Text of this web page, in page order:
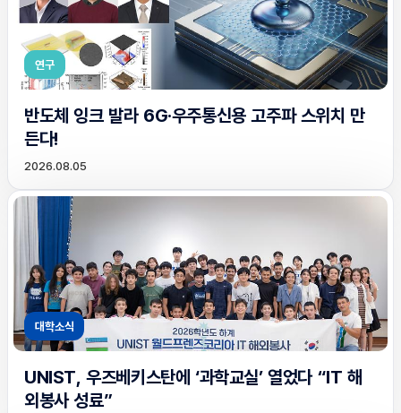
연구
반도체 잉크 발라 6G·우주통신용 고주파 스위치 만
든다!
2026.08.05
대학소식
UNIST, 우즈베키스탄에 ‘과학교실’ 열었다 “IT 해
외봉사 성료”